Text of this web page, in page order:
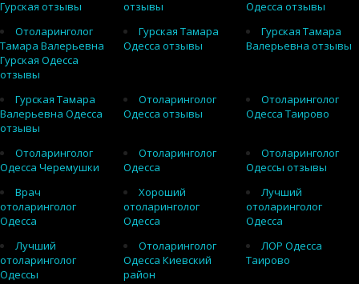
Гурская отзывы
отзывы
Одесса отзывы
Отоларинголог
Тамара Валерьевна
Гурская Одесса
отзывы
Гурская Тамара
Одесса отзывы
Гурская Тамара
Валерьевна отзывы
Гурская Тамара
Валерьевна Одесса
отзывы
Отоларинголог
Одесса отзывы
Отоларинголог
Одесса Таирово
Отоларинголог
Одесса Черемушки
Отоларинголог
Одесса
Отоларинголог
Одессы отзывы
Врач
отоларинголог
Одесса
Хороший
отоларинголог
Одесса
Лучший
отоларинголог
Одесса
Лучший
отоларинголог
Одессы
Отоларинголог
Одесса Киевский
район
ЛОР Одесса
Таирово